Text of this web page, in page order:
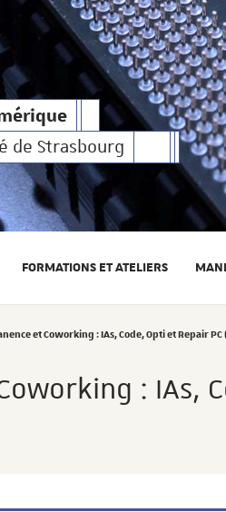
numérique
de Strasbourg
FORMATIONS ET ATELIERS
et Coworking : IAs, Code, Opti et Repair
: IAs,